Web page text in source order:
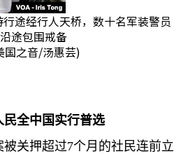
途经行人天桥，数十名军装警员
沿途包围戒备
国之音/汤惠芸)
全中国实行普选
被关押超过7个月的社民连前立